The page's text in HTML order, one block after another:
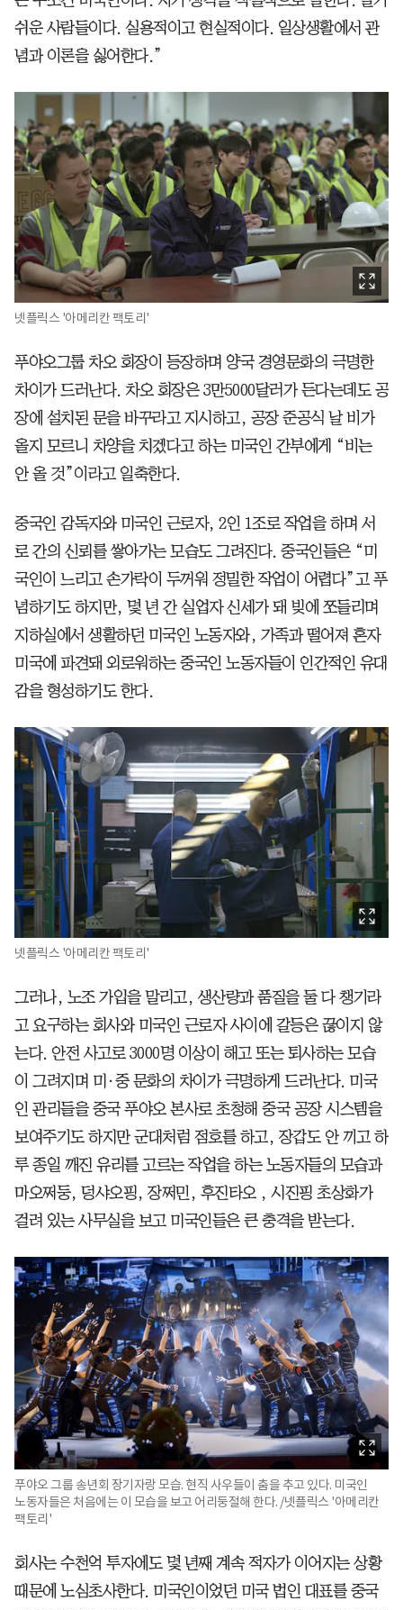
쉬운 사람들이다. 실용적이고 현실적이다. 일상생활에서 관
념과 이론을 싫어한다.”
넷플릭스 '아메리칸 팩토리'
푸야오그룹 차오 회장이 등장하며 양국 경영문화의 극명한
차이가 드러난다. 차오 회장은 3만5000달러가 든다는데도 공
장에 설치된 문을 바꾸라고 지시하고, 공장 준공식 날 비가
올지 모르니 차양을 치겠다고 하는 미국인 간부에게 “비는
안 올 것”이라고 일축한다.
중국인 감독자와 미국인 근로자, 2인 1조로 작업을 하며 서
로 간의 신뢰를 쌓아가는 모습도 그려진다. 중국인들은 “미
국인이 느리고 손가락이 두꺼워 정밀한 작업이 어렵다”고 푸
념하기도 하지만, 몇 년 간 실업자 신세가 돼 빚에 쪼들리며
지하실에서 생활하던 미국인 노동자와, 가족과 떨어져 혼자
미국에 파견돼 외로워하는 중국인 노동자들이 인간적인 유대
감을 형성하기도 한다.
넷플릭스 '아메리칸 팩토리'
그러나, 노조 가입을 말리고, 생산량과 품질을 둘 다 챙기라
고 요구하는 회사와 미국인 근로자 사이에 갈등은 끊이지 않
는다. 안전 사고로 3000명 이상이 해고 또는 퇴사하는 모습
이 그려지며 미·중 문화의 차이가 극명하게 드러난다. 미국
인 관리들을 중국 푸야오 본사로 초청해 중국 공장 시스템을
보여주기도 하지만 군대처럼 점호를 하고, 장갑도 안 끼고 하
루 종일 깨진 유리를 고르는 작업을 하는 노동자들의 모습과
마오쩌둥, 덩샤오핑, 장쩌민, 후진타오 , 시진핑 초상화가
걸려 있는 사무실을 보고 미국인들은 큰 충격을 받는다.
푸야오 그룹 송년회 장기자랑 모습. 현직 사우들이 춤을 추고 있다. 미국인
노동자들은 처음에는 이 모습을 보고 어리둥절해 한다. /넷플릭스 '아메리칸
팩토리'
회사는 수천억 투자에도 몇 년째 계속 적자가 이어지는 상황
때문에 노심초사한다. 미국인이었던 미국 법인 대표를 중국